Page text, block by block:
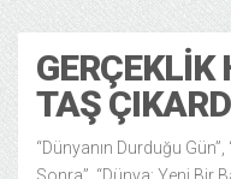
GERÇEKLIK
TAŞ
“Dünyanın Durduğu